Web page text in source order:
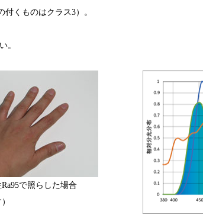
くものはクラス3）。
。
で照らした場合